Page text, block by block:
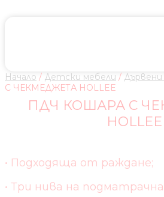
Начало / Детски мебели / Дървени
С ЧЕКМЕДЖЕТА HOLLEE
ПДЧ КОШАРА С
HOLLEE
• Подходяща от раждане;
• Три нива на